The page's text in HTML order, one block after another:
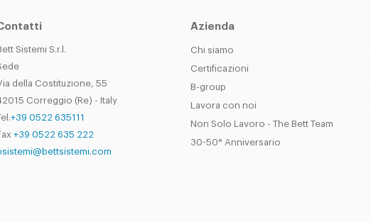
Sistemi S.r.l.
della Costituzione, 55
Correggio (Re) - Italy
+39 0522 635111
+39 0522 635 222
Azienda
Chi siamo
Certificazioni
B-group
Lavora con noi
Non Solo Lavoro - The Bett Team
30-50° Anniversario